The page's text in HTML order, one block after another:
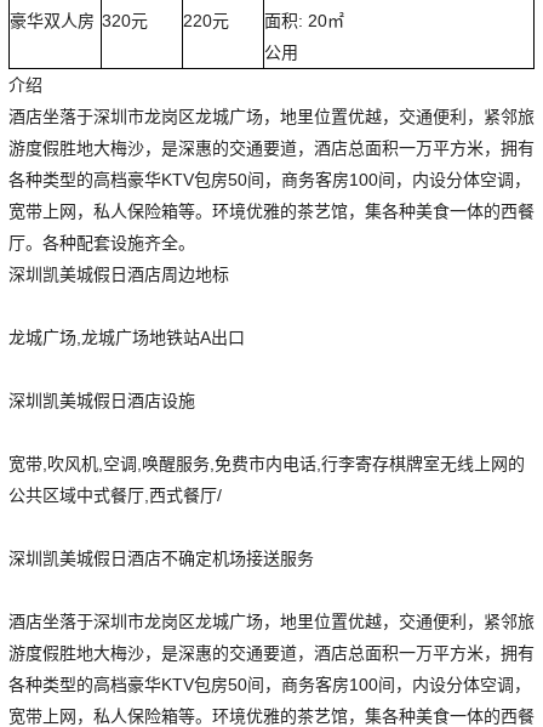
豪华双人房 320元 220元
面积: 20㎡
公用
介绍
酒店坐落于深圳市龙岗区龙城广场，地里位置优越，交通便利，紧邻旅
游度假胜地大梅沙，是深惠的交通要道，酒店总面积一万平方米，拥有
各种类型的高档豪华KTV包房50间，商务客房100间，内设分体空调，
宽带上网，私人保险箱等。环境优雅的茶艺馆，集各种美食一体的西餐
厅。各种配套设施齐全。
深圳凯美城假日酒店周边地标
龙城广场,龙城广场地铁站A出口
深圳凯美城假日酒店设施
宽带,吹风机,空调,唤醒服务,免费市内电话,行李寄存棋牌室无线上网的
公共区域中式餐厅,西式餐厅/
深圳凯美城假日酒店不确定机场接送服务
酒店坐落于深圳市龙岗区龙城广场，地里位置优越，交通便利，紧邻旅
游度假胜地大梅沙，是深惠的交通要道，酒店总面积一万平方米，拥有
各种类型的高档豪华KTV包房50间，商务客房100间，内设分体空调，
宽带上网，私人保险箱等。环境优雅的茶艺馆，集各种美食一体的西餐